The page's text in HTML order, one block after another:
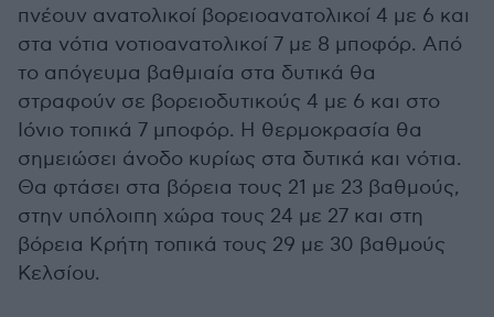
πνέουν ανατολικοί βορειοανατολικοί 4 με 6 και
στα νότια νοτιοανατολικοί 7 με 8 μποφόρ. Από
το απόγευμα βαθμιαία στα δυτικά θα
στραφούν σε βορειοδυτικούς 4 με 6 και στο
Ιόνιο τοπικά 7 μποφόρ. Η θερμοκρασία θα
σημειώσει άνοδο κυρίως στα δυτικά και νότια.
Θα φτάσει στα βόρεια τους 21 με 23 βαθμούς,
στην υπόλοιπη χώρα τους 24 με 27 και στη
βόρεια Κρήτη τοπικά τους 29 με 30 βαθμούς
Κελσίου.